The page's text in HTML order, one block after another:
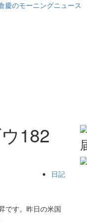
182
日記
です。昨日の米国